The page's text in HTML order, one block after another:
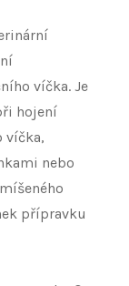
víčka. Je
hojení
víčka,
nebo
přípravku